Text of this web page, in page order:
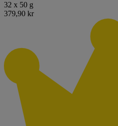
32 x 50 g
379,90 kr